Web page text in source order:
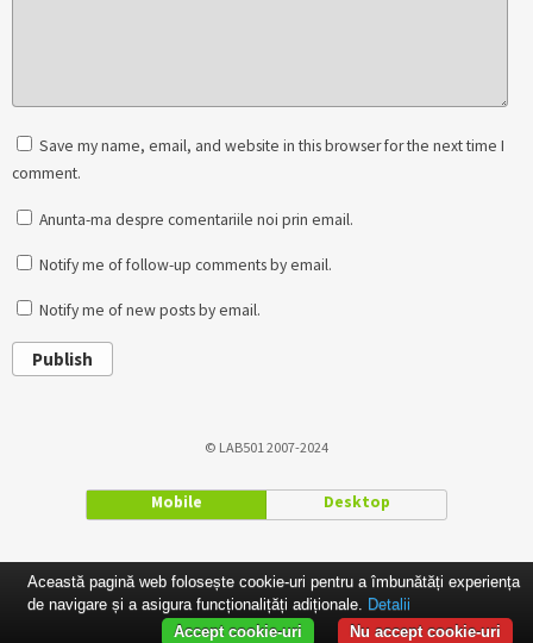
Save my name, email, and website in this browser for the next time I
comment.
Anunta-ma despre comentariile noi prin email.
Notify me of follow-up comments by email.
Notify me of new posts by email.
Publish
© LAB501 2007-2024
Mobile Desktop
Această pagină web folosește cookie-uri pentru a îmbunătăți experiența
de navigare și a asigura funcționalițăți adiționale. Detalii
Nu accept cookie-uri
Accept cookie-uri